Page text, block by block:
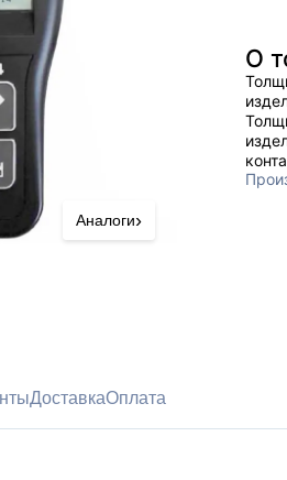
Аналоги›
О
ДоставкаОплата